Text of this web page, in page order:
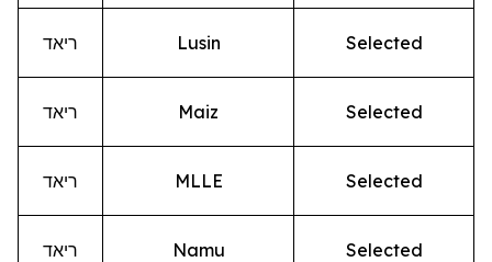
ריאד Lusin Selected
ריאד Maiz Selected
ריאד MLLE Selected
ריאד Namu Selected